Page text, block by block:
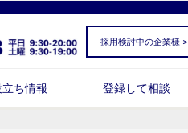
採用検討中の企業様 >
ち情報 登録して相談